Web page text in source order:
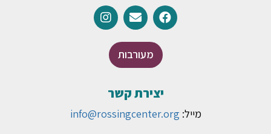
מעורבות
יצירת קשר
מייל: info@rossingcenter.org